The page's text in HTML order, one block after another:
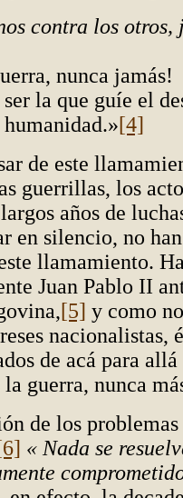
contra los otros,
nunca jamás!
la que guíe el
[4]
de este
guerrillas, los
años de
en silencio, no
llamamiento.
Juan Pablo II
[5] y como
nacionalistas,
de acá para allá
guerra, nunca
de los
« Nada se